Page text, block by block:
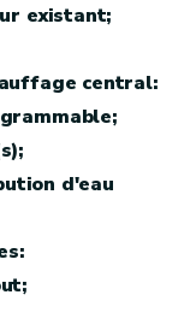
existant;
central:
d'eau